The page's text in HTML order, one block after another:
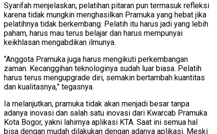
Syarifah menjelaskan, pelatihan pitaran pun termasuk refleksi
karena tidak mungkin menghasilkan Pramuka yang hebat jika
pelatihnya tidak berkembang. Pelatih itu harus jadi yang lebih
paham, harus mau terus belajar dan harus mempunyai
keikhlasan mengabdikan ilmunya.
“Anggota Pramuka juga harus mengikuti perkembangan
zaman. Kecanggihan teknologinya sudah luar biasa. Pelatih
harus terus mengupgrade diri, semakin bertambah kuantitas
dan kualitasnya,” tegasnya.
Ia melanjutkan, pramuka tidak akan menjadi besar tanpa
adanya inovasi dan salah satu inovasi dari Kwarcab Pramuka
Kota Bogor, yakni lahirnya aplikasi KTA. Saat ini semua hal
bisa dengan mudah dilakukan dengan adanya aplikasi. Meski